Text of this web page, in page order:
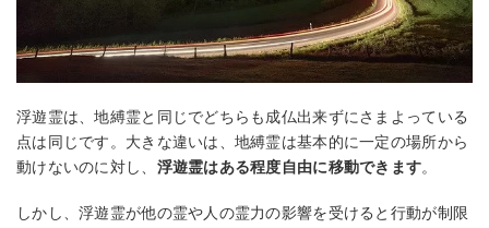
浮遊霊は、地縛霊と同じでどちらも成仏出来ずにさまよっている
点は同じです。大きな違いは、地縛霊は基本的に一定の場所から
動けないのに対し、 浮遊霊はある程度自由に移動できます。
しかし、浮遊霊が他の霊や人の霊力の影響を受けると行動が制限